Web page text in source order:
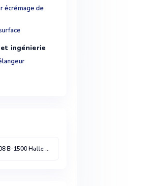
écrémage de
ingénierie
B-1500 Halle 99000